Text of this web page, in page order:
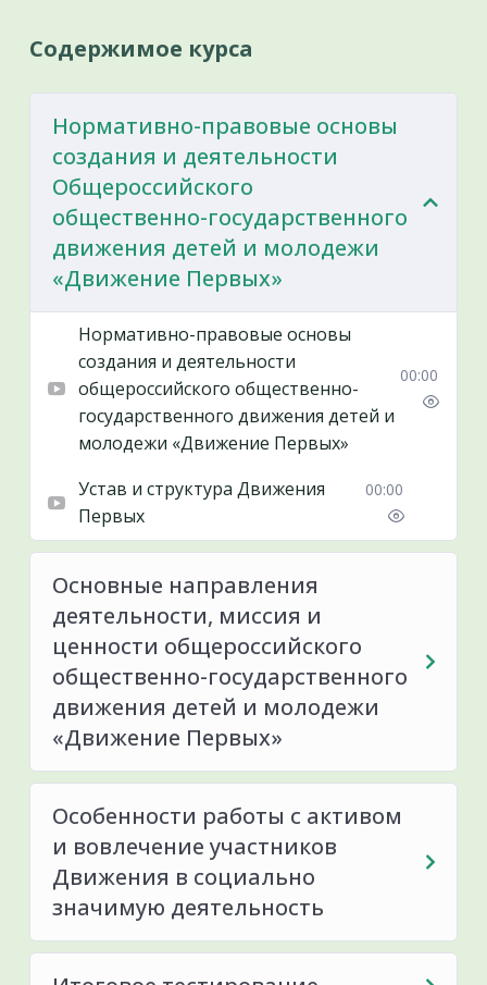
Содержимое курса
Нормативно-правовые основы
создания и деятельности
Общероссийского
общественно-государственного
движения детей и молодежи
«Движение Первых»
Нормативно-правовые основы
создания и деятельности
общероссийского общественно-
государственного движения детей и
молодежи «Движение Первых»
00:00
Устав и структура Движения
Первых
00:00
Основные направления
деятельности, миссия и
ценности общероссийского
общественно-государственного
движения детей и молодежи
«Движение Первых»
Особенности работы с активом
и вовлечение участников
Движения в социально
значимую деятельность